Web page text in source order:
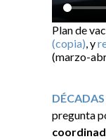
Plan de
(copia) , y
(marzo-
pregunta